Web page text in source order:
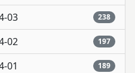
03 238
02 197
01 189